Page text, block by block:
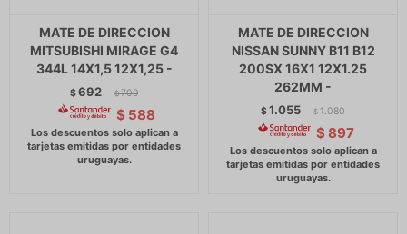
MATE DE DIRECCION
MITSUBISHI MIRAGE G4
344L 14X1,5 12X1,25 -
$692 $ 709
$ 588
MATE DE DIRECCION
NISSAN SUNNY B11 B12
200SX 16X1 12X1.25
262MM -
$1.055 $ 1.080
$ 897